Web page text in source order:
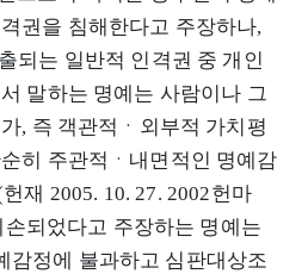
권을 침해한다고 주장하나,
되는 일반적 인격권 중 개인
말하는 명예는 사람이나 그
, 즉 객관적ㆍ외부적 가치평
히 주관적ㆍ내면적인 명예감
재 2005. 10. 27. 2002헌마
되었다고 주장하는 명예는
감정에 불과하고 심판대상조